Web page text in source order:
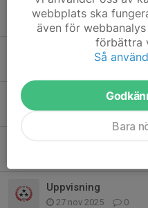
Info från
15 feb, 19:57 0
Betalning
Föräldramöte &
9 feb, 11:35 0
Uppvisning
27 nov 2025 0
webbplats ska
även för
förbättra
Så
Bara